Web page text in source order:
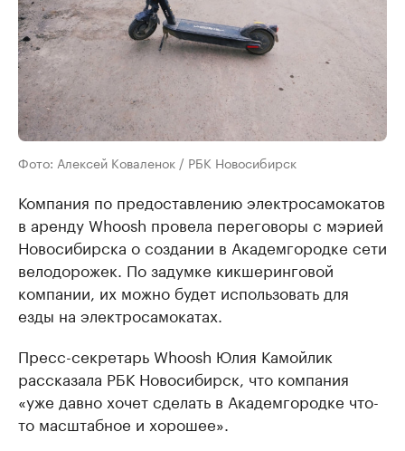
Фото: Алексей Коваленок / РБК Новосибирск
Компания по предоставлению электросамокатов
в аренду Whoosh провела переговоры с мэрией
Новосибирска о создании в Академгородке сети
велодорожек. По задумке кикшеринговой
компании, их можно будет использовать для
езды на электросамокатах.
Пресс-секретарь Whoosh Юлия Камойлик
рассказала РБК Новосибирск, что компания
«уже давно хочет сделать в Академгородке что-
то масштабное и хорошее».